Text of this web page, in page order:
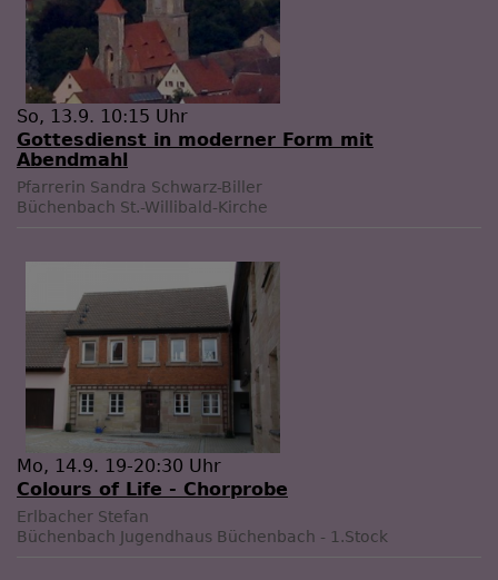
So, 13.9. 10:15 Uhr
Gottesdienst in moderner Form mit
Abendmahl
Pfarrerin Sandra Schwarz-Biller
Büchenbach St.-Willibald-Kirche
Mo, 14.9. 19-20:30 Uhr
Colours of Life - Chorprobe
Erlbacher Stefan
Büchenbach Jugendhaus Büchenbach - 1.Stock